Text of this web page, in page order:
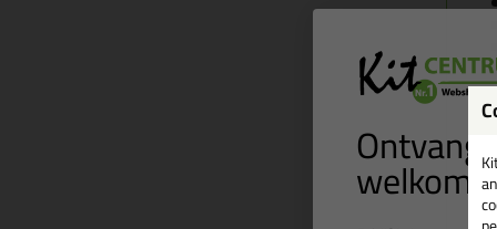
Ontvang